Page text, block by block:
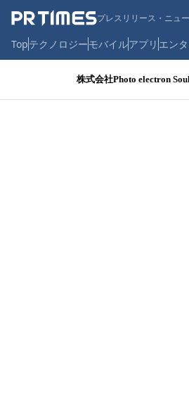
プレスリリース・ニュ
Topテクノロジーモバイルアプリ エン
株式会社Photo electron